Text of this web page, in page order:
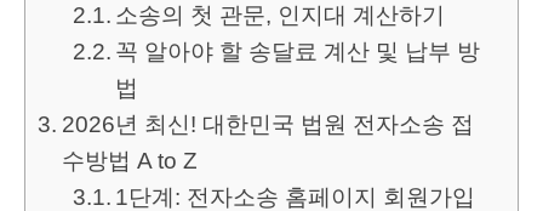
소송의 첫 관문, 인지대 계산하기
꼭 알아야 할 송달료 계산 및 납부 방
법
2026년 최신! 대한민국 법원 전자소송 접
수방법 A to Z
1단계: 전자소송 홈페이지 회원가입